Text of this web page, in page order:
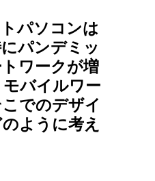
パソコンは
パンデミッ
ワークが増
バイルワー
でのデザイ
ように考え